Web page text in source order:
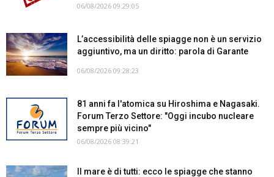
06/08/2026 09:29:05
L’accessibilità delle spiagge non è un servizio
aggiuntivo, ma un diritto: parola di Garante
06/08/2026 09:28:23
81 anni fa l'atomica su Hiroshima e Nagasaki.
Forum Terzo Settore: "Oggi incubo nucleare
sempre più vicino"
06/08/2026 08:39:21
Il mare è di tutti: ecco le spiagge che stanno